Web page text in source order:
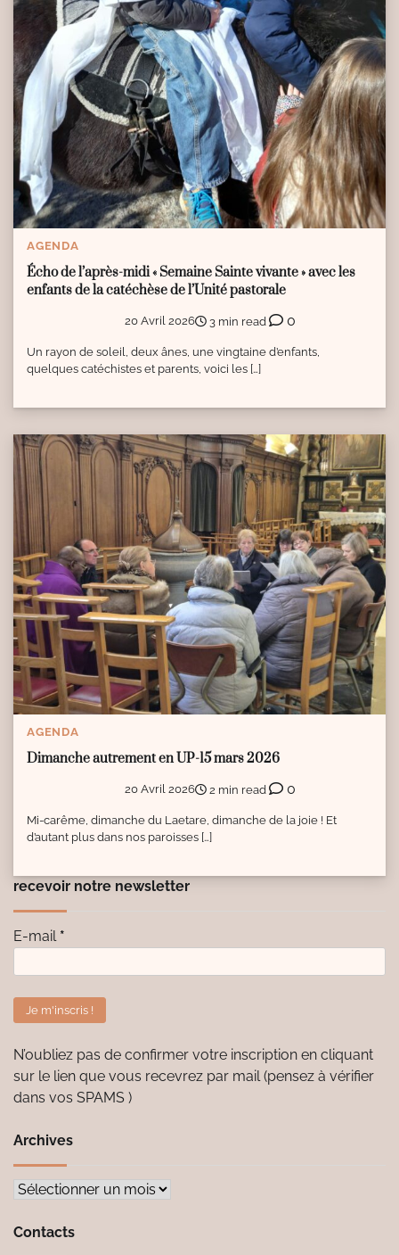
AGENDA
Écho de l’après-midi « Semaine Sainte vivante » avec les
enfants de la catéchèse de l’Unité pastorale
20 Avril 2026 3 min read 0
Un rayon de soleil, deux ânes, une vingtaine d’enfants,
quelques catéchistes et parents, voici les […]
AGENDA
Dimanche autrement en UP-15 mars 2026
20 Avril 2026 2 min read 0
Mi-carême, dimanche du Laetare, dimanche de la joie ! Et
d’autant plus dans nos paroisses […]
recevoir notre newsletter
E-mail *
N’oubliez pas de confirmer votre inscription en cliquant
sur le lien que vous recevrez par mail (pensez à vérifier
dans vos SPAMS )
Archives
Archives
Contacts